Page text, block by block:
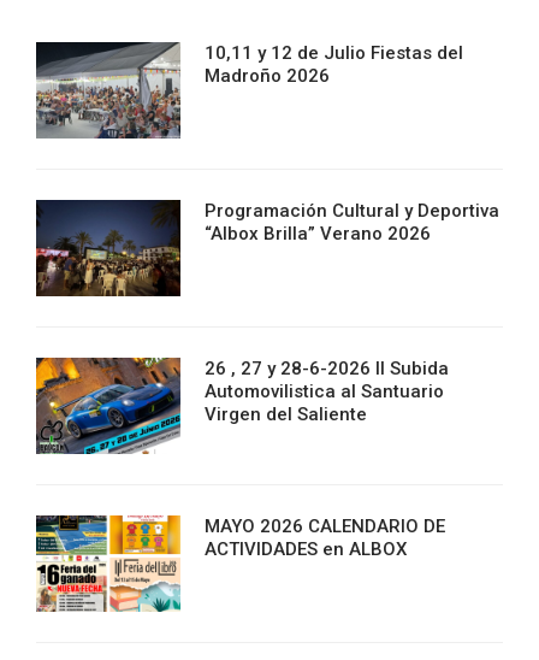
10,11 y 12 de Julio Fiestas del
Madroño 2026
Programación Cultural y Deportiva
“Albox Brilla” Verano 2026
26 , 27 y 28-6-2026 II Subida
Automovilistica al Santuario
Virgen del Saliente
MAYO 2026 CALENDARIO DE
ACTIVIDADES en ALBOX